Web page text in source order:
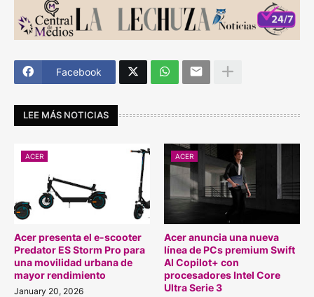
Facebook
LEE MÁS NOTICIAS
ACER
Acer presenta el e-scooter
Predator ES Storm Pro para
una movilidad urbana de
mayor rendimiento
January 20, 2026
ACER
Acer anuncia una nueva
línea de PCs premium Swift
AI Copilot+ con
procesadores Intel Core
Ultra Serie 3